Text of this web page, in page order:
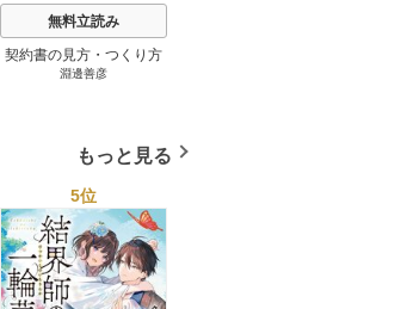
無料立読み
契約書の見方・つくり方
＜第３版＞ 1巻
淵邊善彦
もっと見る
5位